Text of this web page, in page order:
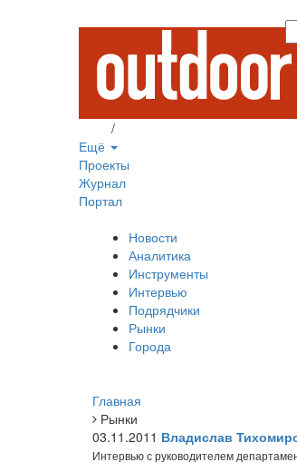
/
Ещё
Проекты
Журнал
Портал
Новости
Аналитика
Инструменты
Интервью
Подрядчики
Рынки
Города
Главная
Рынки
03.11.2011 Владислав
Интервью с руководителем